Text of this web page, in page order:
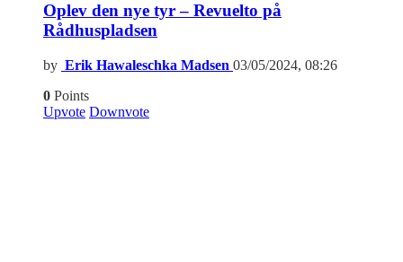
Oplev den nye tyr – Revuelto på
Rådhuspladsen
by Erik Hawaleschka Madsen 03/05/2024, 08:26
0 Points
Upvote Downvote